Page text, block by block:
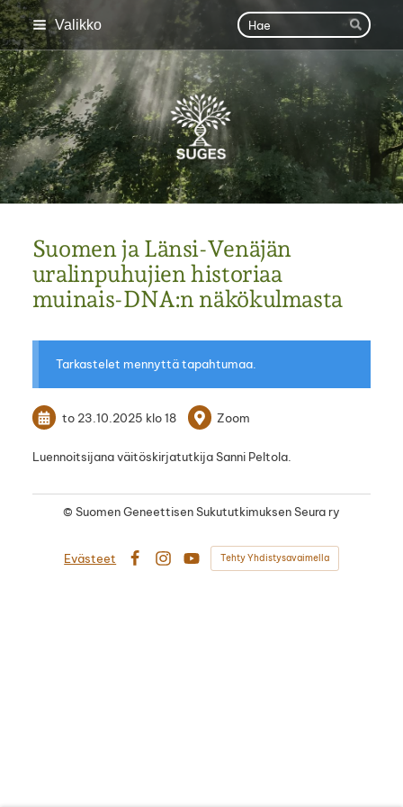
Siirry
sivun
sisältöön
Valikko Haku
Hae
SUGES
Suomen ja Länsi-Venäjän
uralinpuhujien historiaa
muinais-DNA:n näkökulmasta
Tarkastelet mennyttä tapahtumaa.
to 23.10.2025 klo 18 Zoom
Luennoitsijana väitöskirjatutkija Sanni Peltola.
© Suomen Geneettisen Sukututkimuksen Seura ry
Evästeet
InstagramYouTube
Tehty Yhdistysavaimella